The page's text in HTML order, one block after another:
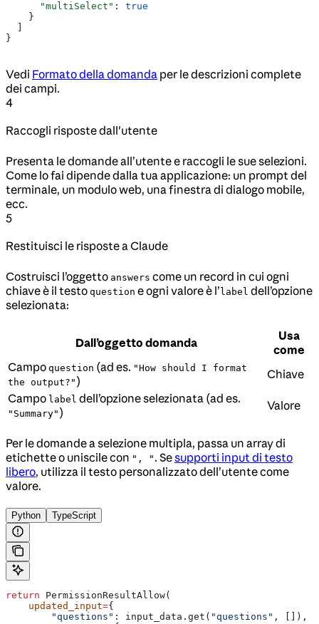
      "multiSelect"
: true
    }
}
Vedi Formato della domanda per le descrizioni complete
dei campi.
4
Raccogli risposte dall'utente
Presenta le domande all’utente e raccogli le sue selezioni.
Come lo fai dipende dalla tua applicazione: un prompt del
terminale, un modulo web, una finestra di dialogo mobile,
ecc.
5
Restituisci le risposte a Claude
Costruisci l’oggetto answers come un record in cui ogni
chiave è il testo question e ogni valore è l’ label dell’opzione
selezionata:
Dall’oggetto domanda
Usa
come
Campo question (ad es. "How should I format
the output?" )
Chiave
Campo label dell’opzione selezionata (ad es.
"Summary" ) Valore
Per le domande a selezione multipla, passa un array di
etichette o uniscile con ", " . Sesupporti input di testo
libero, utilizza il testo personalizzato dell’utente come
valore.
Python TypeScript
return PermissionResultAllow(
    updated_input
={
        "questions"
: input_data.get( "questions" , []),